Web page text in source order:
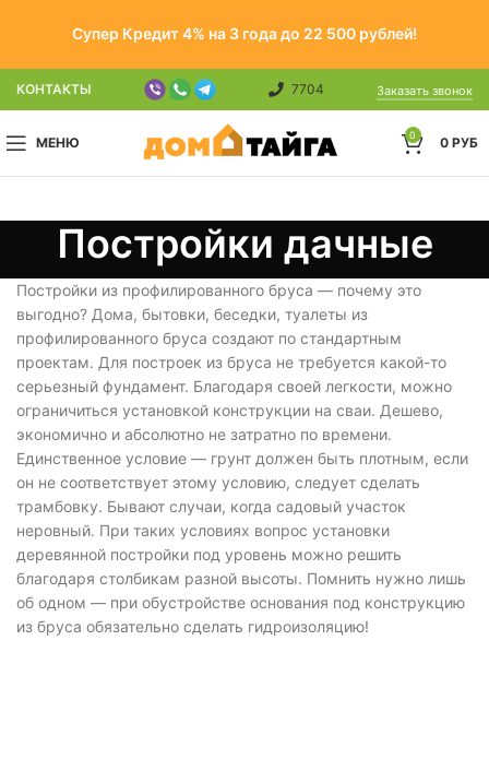
Супер Кредит 4% на 3 года до 22 500 рублей!
КОНТАКТЫ 7704 Заказать звонок
МЕНЮ 0 0 РУБ
Постройки дачные
Постройки из профилированного бруса — почему это
выгодно? Дома, бытовки, беседки, туалеты из
профилированного бруса создают по стандартным
проектам. Для построек из бруса не требуется какой-то
серьезный фундамент. Благодаря своей легкости, можно
ограничиться установкой конструкции на сваи. Дешево,
экономично и абсолютно не затратно по времени.
Единственное условие — грунт должен быть плотным, если
он не соответствует этому условию, следует сделать
трамбовку. Бывают случаи, когда садовый участок
неровный. При таких условиях вопрос установки
деревянной постройки под уровень можно решить
благодаря столбикам разной высоты. Помнить нужно лишь
об одном — при обустройстве основания под конструкцию
из бруса обязательно сделать гидроизоляцию!